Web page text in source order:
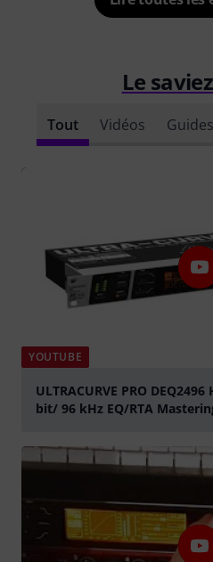
Le
Tout Vidéos Guides
YOUTUBE
ULTRACURVE PRO
bit/ 96 kHz EQ/RTA